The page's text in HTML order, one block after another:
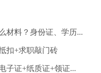
材料？身份证、学历...
扣+求职敲门砖
子证+纸质证+领证...